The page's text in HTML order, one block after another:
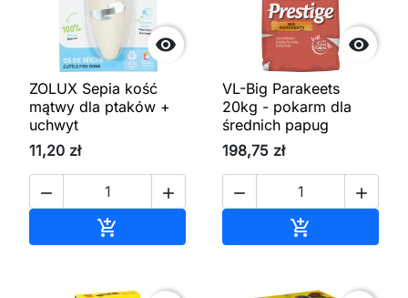

ZOLUX Sepia kość
mątwy dla ptaków +
uchwyt
11,20 zł
 


VL-Big Parakeets
20kg - pokarm dla
średnich papug
198,75 zł
 
